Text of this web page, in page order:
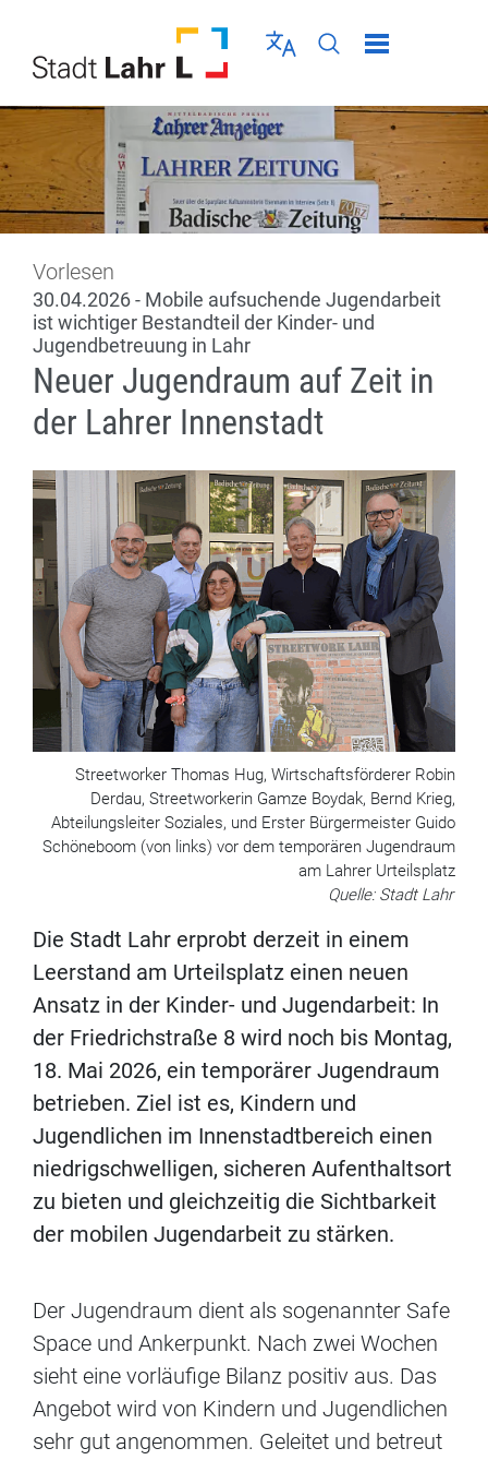
Sprache wählen
Seiten-Suche
Menü schließen
Vorlesen
30.04.2026 - Mobile aufsuchende Jugendarbeit
ist wichtiger Bestandteil der Kinder- und
Jugendbetreuung in Lahr
Neuer Jugendraum auf Zeit in
der Lahrer Innenstadt
Streetworker Thomas Hug, Wirtschaftsförderer Robin
Derdau, Streetworkerin Gamze Boydak, Bernd Krieg,
Abteilungsleiter Soziales, und Erster Bürgermeister Guido
Schöneboom (von links) vor dem temporären Jugendraum
am Lahrer Urteilsplatz
Quelle: Stadt Lahr
Die Stadt Lahr erprobt derzeit in einem
Leerstand am Urteilsplatz einen neuen
Ansatz in der Kinder- und Jugendarbeit: In
der Friedrichstraße 8 wird noch bis Montag,
18. Mai 2026, ein temporärer Jugendraum
betrieben. Ziel ist es, Kindern und
Jugendlichen im Innenstadtbereich einen
niedrigschwelligen, sicheren Aufenthaltsort
zu bieten und gleichzeitig die Sichtbarkeit
der mobilen Jugendarbeit zu stärken.
Der Jugendraum dient als sogenannter Safe
Space und Ankerpunkt. Nach zwei Wochen
sieht eine vorläufige Bilanz positiv aus. Das
Angebot wird von Kindern und Jugendlichen
sehr gut angenommen. Geleitet und betreut